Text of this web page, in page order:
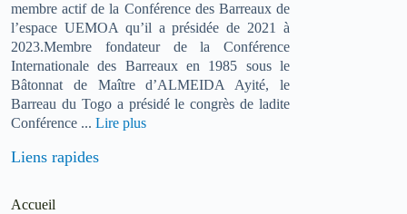
membre actif de la Conférence des Barreaux de
l’espace UEMOA qu’il a présidée de 2021 à
2023.Membre fondateur de la Conférence
Internationale des Barreaux en 1985 sous le
Bâtonnat de Maître d’ALMEIDA Ayité, le
Barreau du Togo a présidé le congrès de ladite
Conférence ... Lire plus
Liens rapides
Accueil